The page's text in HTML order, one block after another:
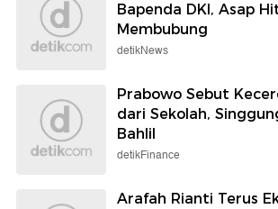
Bapenda DKI, Asap
Membubung
detikNews
Prabowo Sebut
dari Sekolah,
Bahlil
detikFinance
Arafah Rianti Terus